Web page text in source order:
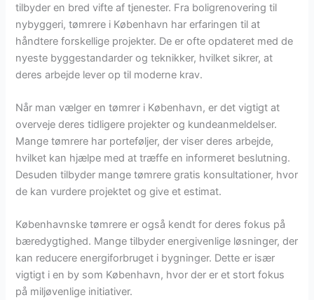
tilbyder en bred vifte af tjenester. Fra boligrenovering til
nybyggeri, tømrere i København har erfaringen til at
håndtere forskellige projekter. De er ofte opdateret med de
nyeste byggestandarder og teknikker, hvilket sikrer, at
deres arbejde lever op til moderne krav.
Når man vælger en tømrer i København, er det vigtigt at
overveje deres tidligere projekter og kundeanmeldelser.
Mange tømrere har porteføljer, der viser deres arbejde,
hvilket kan hjælpe med at træffe en informeret beslutning.
Desuden tilbyder mange tømrere gratis konsultationer, hvor
de kan vurdere projektet og give et estimat.
Københavnske tømrere er også kendt for deres fokus på
bæredygtighed. Mange tilbyder energivenlige løsninger, der
kan reducere energiforbruget i bygninger. Dette er især
vigtigt i en by som København, hvor der er et stort fokus
på miljøvenlige initiativer.